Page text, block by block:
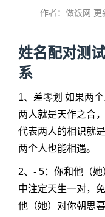
作者：做饭网 更
姓名配对测
系
1、差零划 如果两
两人就是天作之合
代表两人的相识就
两个人也能相遇。
2、- 5：你和他（
中注定天生一对，
他（她）对你朝思